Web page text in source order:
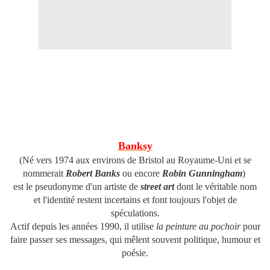
Banksy
(Né vers 1974 aux environs de Bristol au Royaume-Uni et se
nommerait Robert Banksou encore Robin Gunningham)
est le pseudonyme d'un artiste de street artdont le véritable nom
et l'identité restent incertains et font toujours l'objet de
spéculations.
Actif depuis les années 1990, il utilise la peinture au pochoirpour
faire passer ses messages, qui mêlent souvent politique, humour et
poésie.